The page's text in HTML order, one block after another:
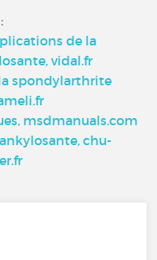
de la
vidal.fr
spondylarthrite
msdmanuals.com
chu-